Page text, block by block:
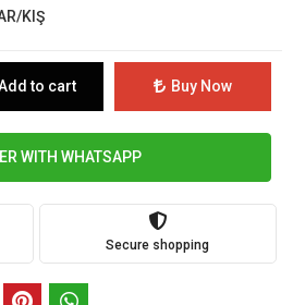
KIŞ
to cart Buy Now
WITH WHATSAPP
Secure shopping